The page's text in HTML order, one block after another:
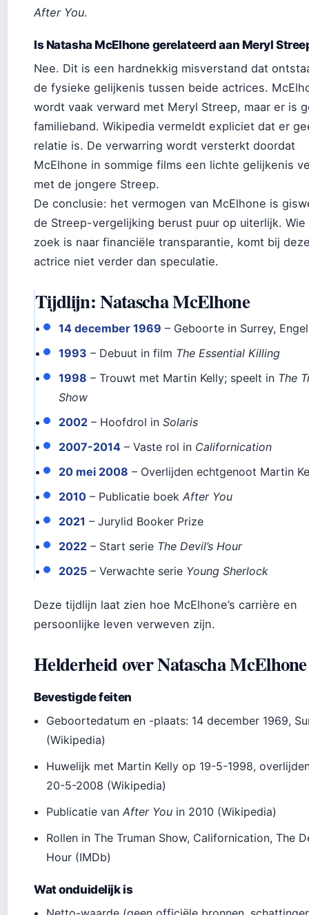
After You.
Is Natasha McElhone gerelateerd aan Meryl
Nee. Dit is een hardnekkig misverstand dat
de fysieke gelijkenis tussen beide actrices.
wordt vaak verward met Meryl Streep, maar er is
familieband. Wikipedia vermeldt expliciet dat er
relatie is. De verwarring wordt versterkt doordat
McElhone in sommige films een lichte gelijkenis
met de jongere Streep.
De conclusie: het vermogen van McElhone is
de Streep-vergelijking berust puur op uiterlijk. Wie
zoek is naar financiële transparantie, komt bij
actrice niet verder dan speculatie.
Tijdlijn: Natascha McElhone
14 december 1969 – Geboorte in Surrey,
1993 – Debuut in film The Essential Killing
1998 – Trouwt met Martin Kelly; speelt in The
Show
2002– Hoofdrol in Solaris
2007-2014– Vaste rol in Californication
20 mei 2008 – Overlijden echtgenoot Martin
2010– Publicatie boek After You
2021 – Jurylid Booker Prize
2022– Start serie The Devil’s Hour
2025– Verwachte serie Young Sherlock
Deze tijdlijn laat zien hoe McElhone’s carrière en
persoonlijke leven verweven zijn.
Helderheid over Natascha McElhone
Bevestigde feiten
Geboortedatum en -plaats: 14 december 1969,
(Wikipedia)
Huwelijk met Martin Kelly op 19-5-1998,
20-5-2008 (Wikipedia)
Publicatie vanAfter You in 2010 (Wikipedia)
Rollen in The Truman Show, Californication, The
Hour (IMDb)
Wat onduidelijk is